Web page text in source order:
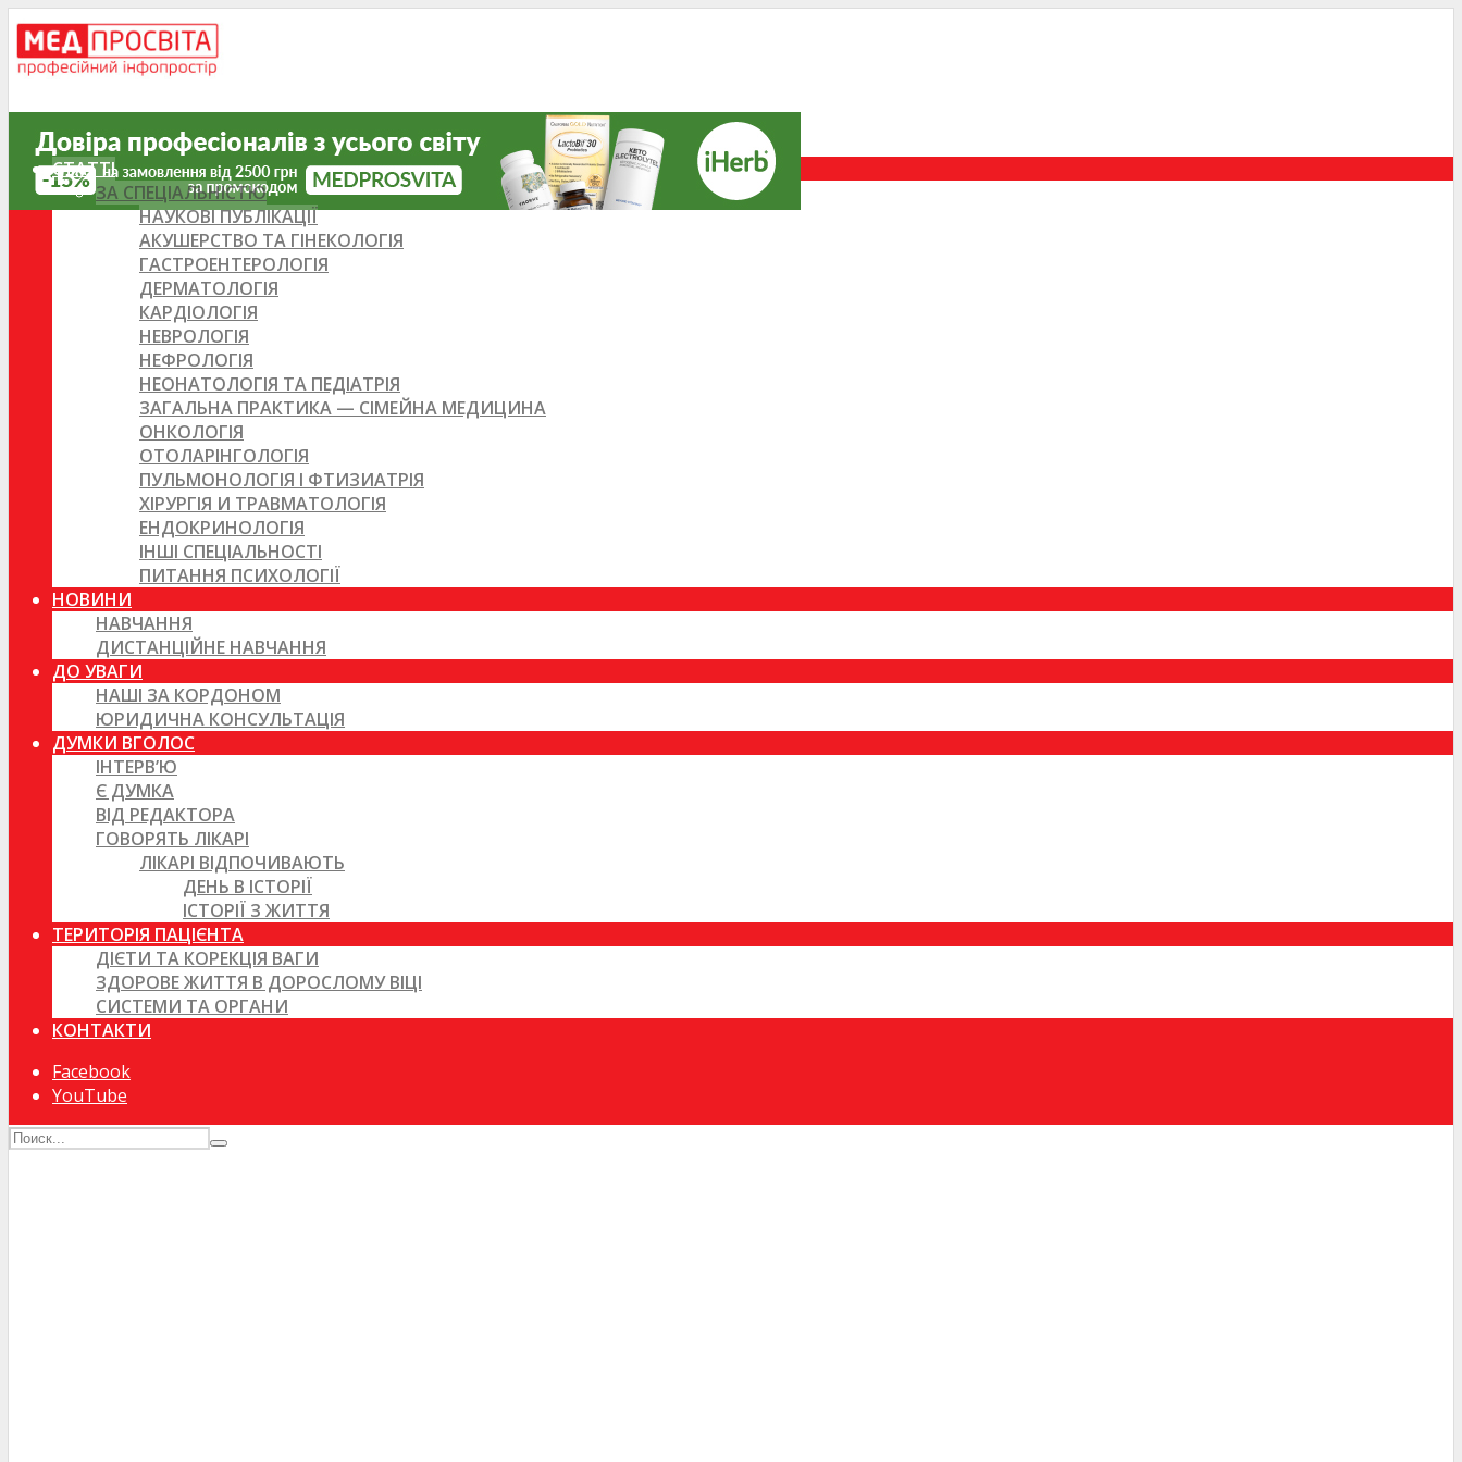
СТАТТІ
ЗА СПЕЦІАЛЬНІСТЮ
НАУКОВІ ПУБЛІКАЦІЇ
АКУШЕРСТВО ТА ГІНЕКОЛОГІЯ
ГАСТРОЕНТЕРОЛОГІЯ
ДЕРМАТОЛОГІЯ
КАРДІОЛОГІЯ
НЕВРОЛОГІЯ
НЕФРОЛОГІЯ
НЕОНАТОЛОГІЯ ТА ПЕДІАТРІЯ
ЗАГАЛЬНА ПРАКТИКА — СІМЕЙНА МЕДИЦИНА
ОНКОЛОГІЯ
ОТОЛАРІНГОЛОГІЯ
ПУЛЬМОНОЛОГІЯ І ФТИЗИАТРІЯ
ХІРУРГІЯ И ТРАВМАТОЛОГІЯ
ЕНДОКРИНОЛОГІЯ
ІНШІ СПЕЦІАЛЬНОСТІ
ПИТАННЯ ПСИХОЛОГІЇ
НОВИНИ
НАВЧАННЯ
ДИСТАНЦІЙНЕ НАВЧАННЯ
ДО УВАГИ
НАШІ ЗА КОРДОНОМ
ЮРИДИЧНА КОНСУЛЬТАЦІЯ
ДУМКИ ВГОЛОС
ІНТЕРВ’Ю
Є ДУМКА
ВІД РЕДАКТОРА
ГОВОРЯТЬ ЛІКАРІ
ЛІКАРІ ВІДПОЧИВАЮТЬ
ДЕНЬ В ІСТОРІЇ
ІСТОРІЇ З ЖИТТЯ
ТЕРИТОРІЯ ПАЦІЄНТА
ДІЄТИ ТА КОРЕКЦІЯ ВАГИ
ЗДОРОВЕ ЖИТТЯ В ДОРОСЛОМУ ВІЦІ
СИСТЕМИ ТА ОРГАНИ
КОНТАКТИ
Facebook
YouTube